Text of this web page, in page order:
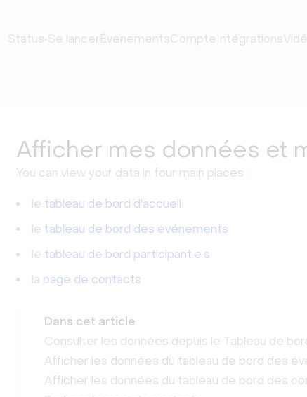
Status•Se lancerÉvénementsCompteIntégrations
Afficher mes données et
You can view your data in four main places :
le tableau de bord d'accueil
le tableau de bord des événements
le tableau de bord participant·e·s
la page de contacts
Dans cet article
Consulter les données depuis le Tableau de
Afficher les données du tableau de bord des
Afficher les données du tableau de bord des